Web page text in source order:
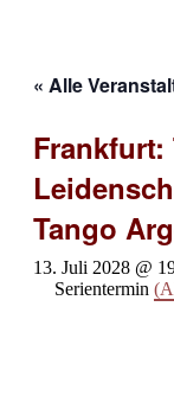
« Alle
Tango
13. Juli 2028 @
Serientermin